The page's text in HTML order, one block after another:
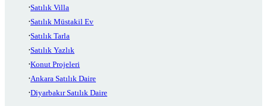
Satılık Villa
Satılık Müstakil Ev
Satılık Tarla
Satılık Yazlık
Konut Projeleri
Ankara Satılık Daire
Diyarbakır Satılık Daire